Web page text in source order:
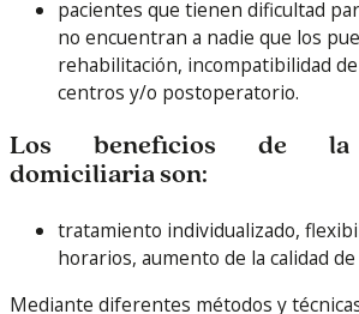
pacientes que tienen dificultad
no encuentran a nadie que los
rehabilitación, incompatibilidad
centros y/o postoperatorio.
Los beneficios de la
domiciliaria son:
tratamiento individualizado,
horarios, aumento de la calidad
Mediante diferentes métodos y